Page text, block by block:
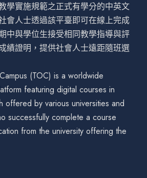
學實施規範之正式有學分的中英文
會人士透過該平臺即可在線上完成
中與學位生接受相同教學指導與評
績證明，提供社會人士遠距隨班選
(TOC) is a worldwide
featuring digital courses in
offered by various universities and
successfully complete a course
from the university offering the